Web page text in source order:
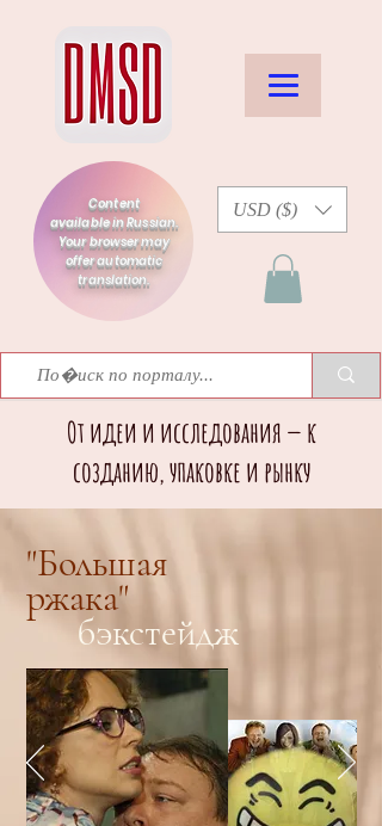
Content
available in Russian.
Your browser may
offer automatic
translation.
USD ($)
От идеи и исследования — к
созданию, упаковке и рынку
"Большая
ржака"
бэкстейдж